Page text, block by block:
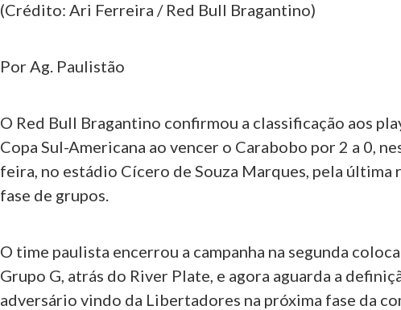
(Crédito: Ari Ferreira / Red Bull Bragantino)
Por Ag. Paulistão
O Red Bull Bragantino confirmou a classificação aos
Copa Sul-Americana ao vencer o Carabobo por 2 a 0,
feira, no estádio Cícero de Souza Marques, pela última
fase de grupos.
O time paulista encerrou a campanha na segunda
Grupo G, atrás do River Plate, e agora aguarda a
adversário vindo da Libertadores na próxima fase da